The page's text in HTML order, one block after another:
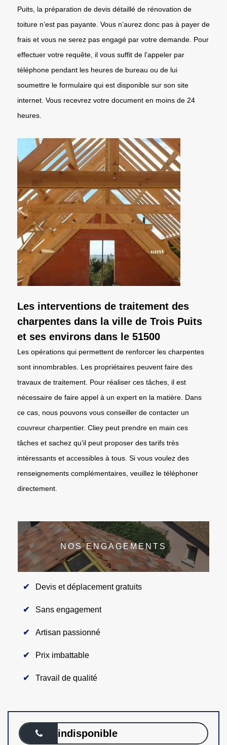
Puits, la préparation de devis détaillé de rénovation de
toiture n’est pas payante. Vous n’aurez donc pas à payer de
frais et vous ne serez pas engagé par votre demande. Pour
effectuer votre requête, il vous suffit de l’appeler par
téléphone pendant les heures de bureau ou de lui
soumettre le formulaire qui est disponible sur son site
internet. Vous recevrez votre document en moins de 24
heures.
Les interventions de traitement des
charpentes dans la ville de Trois Puits
et ses environs dans le 51500
Les opérations qui permettent de renforcer les charpentes
sont innombrables. Les propriétaires peuvent faire des
travaux de traitement. Pour réaliser ces tâches, il est
nécessaire de faire appel à un expert en la matière. Dans
ce cas, nous pouvons vous conseiller de contacter un
couvreur charpentier. Cliey peut prendre en main ces
tâches et sachez qu'il peut proposer des tarifs très
intéressants et accessibles à tous. Si vous voulez des
renseignements complémentaires, veuillez le téléphoner
directement.
NOS ENGAGEMENTS
Devis et déplacement gratuits
Sans engagement
Artisan passionné
Prix imbattable
Travail de qualité
indisponible